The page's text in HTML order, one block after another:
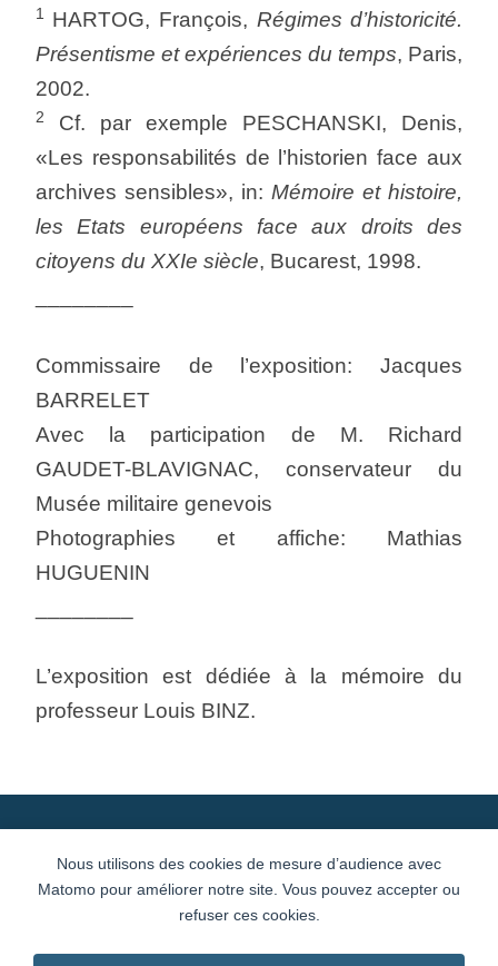
1 HARTOG, François, Régimes d’historicité.
Présentisme et expériences du temps, Paris,
2002.
2
Cf. par exemple PESCHANSKI, Denis,
«Les responsabilités de l’historien face aux
archives sensibles», in:Mémoire et histoire,
les Etats européens face aux droits des
citoyens du XXIe siècle, Bucarest, 1998.
Commissaire de l’exposition: Jacques
BARRELET
Avec la participation de M. Richard
GAUDET-BLAVIGNAC, conservateur du
Musée militaire genevois
Photographies et affiche: Mathias
HUGUENIN
L’exposition est dédiée à la mémoire du
professeur Louis BINZ.
Nous utilisons des cookies de mesure d’audience avec
Matomo pour améliorer notre site. Vous pouvez accepter ou
refuser ces cookies.
Newsletter Conditions générales